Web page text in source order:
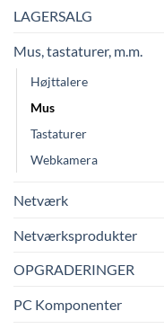
LAGERSALG
Mus, tastaturer, m.m.
Højttalere
Mus
Tastaturer
Webkamera
Netværk
Netværksprodukter
OPGRADERINGER
PC Komponenter